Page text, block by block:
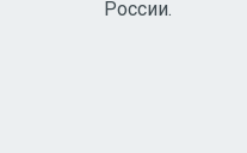
России.